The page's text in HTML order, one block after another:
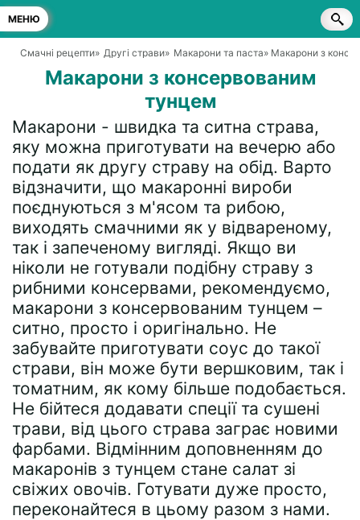
МЕНЮ
Смачні рецепти» Другі страви» Макарони та паста» Макарони з
Макарони з консервованим
тунцем
Макарони - швидка та ситна страва,
яку можна приготувати на вечерю або
подати як другу страву на обід. Варто
відзначити, що макаронні вироби
поєднуються з м'ясом та рибою,
виходять смачними як у відвареному,
так і запеченому вигляді. Якщо ви
ніколи не готували подібну страву з
рибними консервами, рекомендуємо,
макарони з консервованим тунцем –
ситно, просто і оригінально. Не
забувайте приготувати соус до такої
страви, він може бути вершковим, так і
томатним, як кому більше подобається.
Не бійтеся додавати спеції та сушені
трави, від цього страва заграє новими
фарбами. Відмінним доповненням до
макаронів з тунцем стане салат зі
свіжих овочів. Готувати дуже просто,
переконайтеся в цьому разом з нами.